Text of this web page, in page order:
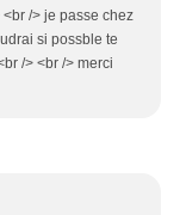
/> je passe chez
si possble te
/> <br /> merci